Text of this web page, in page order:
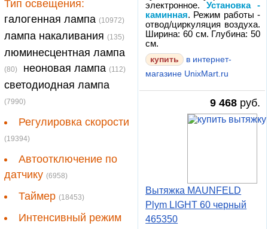
Тип освещения:
галогенная лампа (10972)
лампа накаливания (135)
люминесцентная лампа
(80) неоновая лампа (112)
светодиодная лампа
(7990)
Регулировка скорости
(19394)
Автоотключение по
датчику (6958)
Таймер (18453)
Интенсивный режим
электронное.Установка -
каминная. Режим работы -
отвод/циркуляция воздуха.
Ширина: 60 см. Глубина: 50
см.
купить
в интернет-
магазине UnixMart.ru
9 468 руб.
Вытяжка MAUNFELD
Plym LIGHT 60 черный
465350